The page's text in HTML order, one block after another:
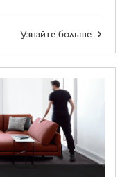
Узнайте больше